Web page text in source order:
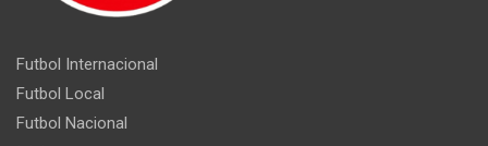
Futbol Internacional
Futbol Local
Futbol Nacional